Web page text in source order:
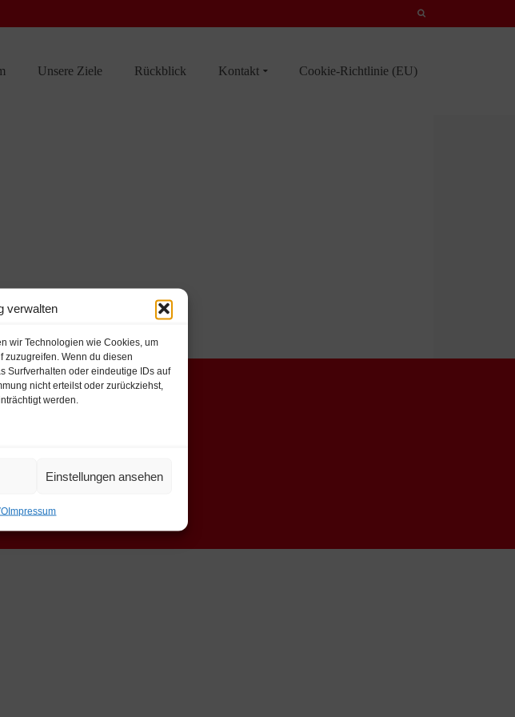
verwalten
wir Technologien wie Cookies, um
zuzugreifen. Wenn du diesen
Surfverhalten oder eindeutige IDs auf
nicht erteilst oder zurückziehst,
werden.
Einstellungen ansehen
Impressum
Unsere Ziele Rückblick Kontakt Cookie-Richtlinie (EU)